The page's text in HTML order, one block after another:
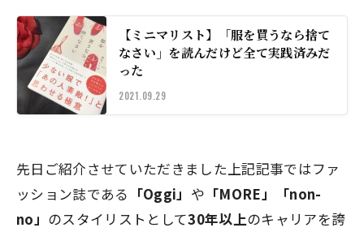
【ミニマリスト】「服を買うなら捨て
なさい」を読んだけど全て実践済みだ
った
2021.09.29
先日ご紹介させていただきました上記記事ではファ
ッション誌である 「Oggi」 や 「MORE」「non-
no」 のスタイリストとして30年以上のキャリアを誇